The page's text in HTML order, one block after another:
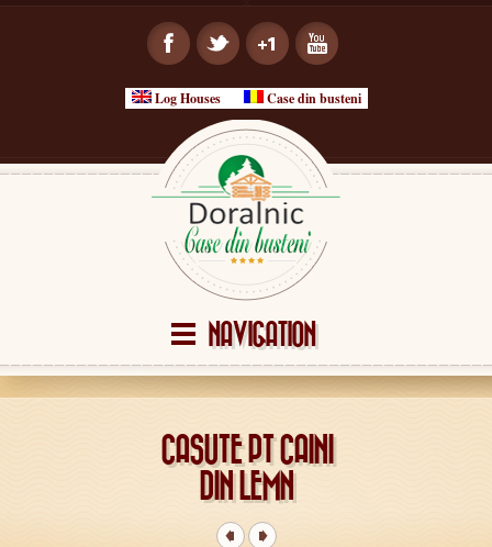
Log Houses Case din busteni
NAVIGATION
CASUTE PT CAINI
DIN LEMN